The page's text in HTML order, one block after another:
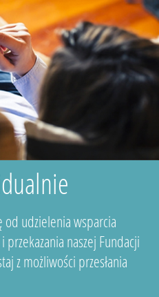
udzielenia wsparcia
naszej Fundacji
z możliwości przesłania